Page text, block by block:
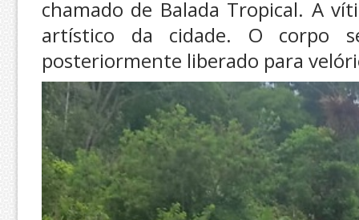
chamado de Balada Tropical. A
artístico da cidade. O corpo
posteriormente liberado para